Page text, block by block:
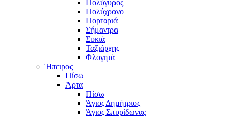
Πολύγυρος
Πολύχρονο
Πορταριά
Σήμαντρα
Συκιά
Ταξιάρχης
Φλογητά
Ήπειρος
Πίσω
Άρτα
Πίσω
Άγιος Δημήτριος
Άγιος Σπυρίδωνας